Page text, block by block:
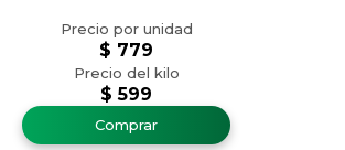
$ 599
$ 779